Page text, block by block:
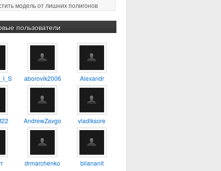
модель от лишних полигонов
за ответ )
18:11
:confused: :blink: %) :yes:
23:38
Хороший урок, для
будет самое то, один из первых
которому сам учился
17:56
А можно ли таким
делать 3D модель например
13:45
тень не в ту сторону. а
пользователи
aborovik2006 Alexandr
AndrewZavgo vladiksore
drmarchenko bilananit